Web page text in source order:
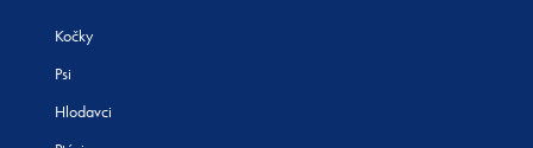
Kočky
Psi
Hlodavci